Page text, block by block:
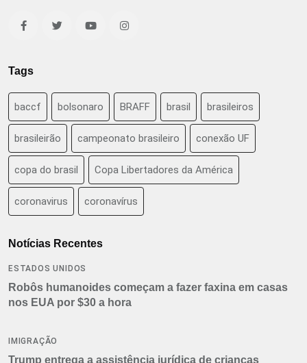
Tags
baccf bolsonaro BRAFF brasil brasileiros
brasileirão campeonato brasileiro conexão UF
copa do brasil Copa Libertadores da América
coronavirus coronavírus
Notícias Recentes
ESTADOS UNIDOS
Robôs humanoides começam a fazer faxina em casas
nos EUA por $30 a hora
IMIGRAÇÃO
Trump entrega a assistência jurídica de crianças